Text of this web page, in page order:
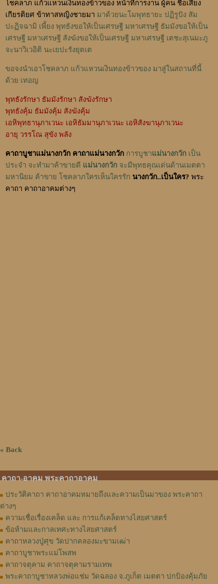
โชคลาภ แก้วแหวนเงินทองข้าวของ หน้าที่การงาน ผู้คน ชื่อเสียง
เกียรติยศ ข้าทาสหญิงชายมา มาด้วยนะโมพุทธายะ ปฏิรูปัง สัม
ปะฏิจฉามิ เพี้ยง พุทธังขอให้เป็นเศรษฐี มหาเศรษฐี ธัมมังขอให้เป็น
เศรษฐี มหาเศรษฐี สังฆังขอให้เป็นเศรษฐี มหาเศรษฐี เตชะสุเนมะภู
จะนาวิเวอิติ นะเยปะรังยุตเต
ขอจงนำเอาโชคลาภ แก้วแหวนเงินทองข้าวของ มาสู่ในสถานที่นี้
ด้วย เทอญ
พุทธังรักษา ธัมมังรักษา สังฆังรักษา
พุทธังคุ้ม ธัมมังคุ้ม สังฆังคุ้ม
เอหิพุทธานุภาเวนะ เอหิธัมมานุภาเวนะ เอหิสังฆานุภาเวนะ
อายุ วรรโณ สุขัง พลัง
คาถาบูชาแม่นางกวัก คาถาแม่นางกวัก การบูชาแม่นางกวัก เป็น
ประจำ จะทำมาค้าขายดี แม่นางกวัก จะมีพุทธคุณเด่นด้านเมตตา
มหานิยม ค้าขาย โชคลาภใครเห็นใครรัก นางกวัก..เป็นใคร? พระ
คาถา คาถาอาคมต่างๆ
« Back
คาถา-อาคม พระคาถาอาคม
ประวัติคาถา คาถาอาคมหมายถึงและความเป็นมาของ พระคาถา
ต่างๆ
ความเชื่อเรื่องเคล็ด และ การแก้เคล็ดทางไสยศาสตร์
ข้อห้ามและกาลเทศะทางไสยศาสตร์
คาถาหลวงปู่ศุข วัดปากคลองมะขามเฒ่า
คาถาบูชาพระแม่โพสพ
คาถาจตุคาม คาถาจตุคามรามเทพ
พระคาถาบูชาหลวงพ่อแช่ม วัดฉลอง จ.ภูเก็ต เมตตา ปกป้องคุ้มภัย